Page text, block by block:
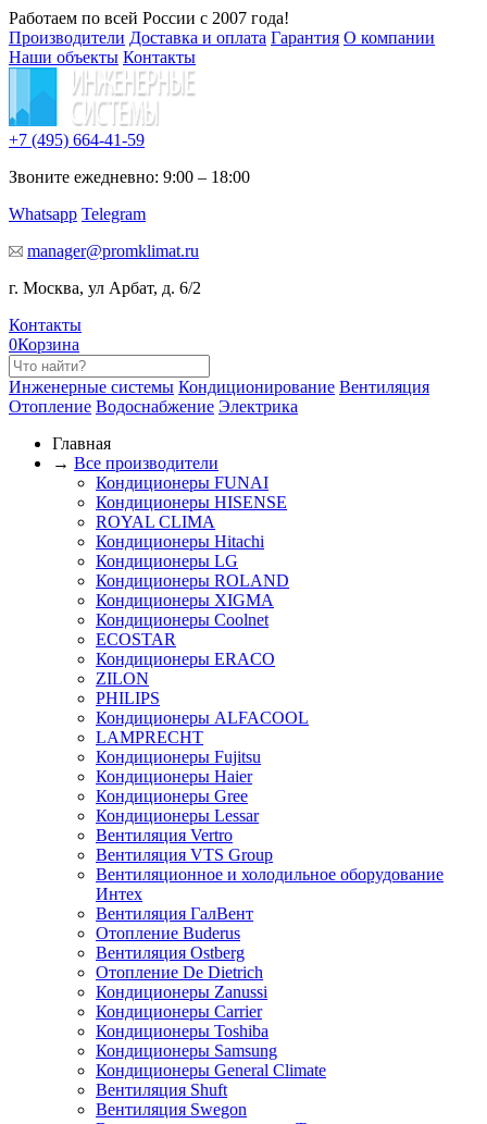
Работаем по всей России с 2007 года!
Производители Доставка и оплата Гарантия О компании
Наши объекты Контакты
+7 (495) 664-41-59
Звоните ежедневно: 9:00 – 18:00
Whatsapp Telegram
manager@promklimat.ru
г. Москва, ул Арбат, д. 6/2
Контакты
0Корзина
Инженерные системы Кондиционирование Вентиляция
Отопление Водоснабжение Электрика
Главная
→ Все производители
Кондиционеры FUNAI
Кондиционеры HISENSE
ROYAL CLIMA
Кондиционеры Hitachi
Кондиционеры LG
Кондиционеры ROLAND
Кондиционеры XIGMA
Кондиционеры Coolnet
ECOSTAR
Кондиционеры ERACO
ZILON
PHILIPS
Кондиционеры ALFACOOL
LAMPRECHT
Кондиционеры Fujitsu
Кондиционеры Haier
Кондиционеры Gree
Кондиционеры Lessar
Вентиляция Vertro
Вентиляция VTS Group
Вентиляционное и холодильное оборудование
Интех
Вентиляция ГалВент
Отопление Buderus
Вентиляция Ostberg
Отопление De Dietrich
Кондиционеры Zanussi
Кондиционеры Carrier
Кондиционеры Toshiba
Кондиционеры Samsung
Кондиционеры General Climate
Вентиляция Shuft
Вентиляция Swegon